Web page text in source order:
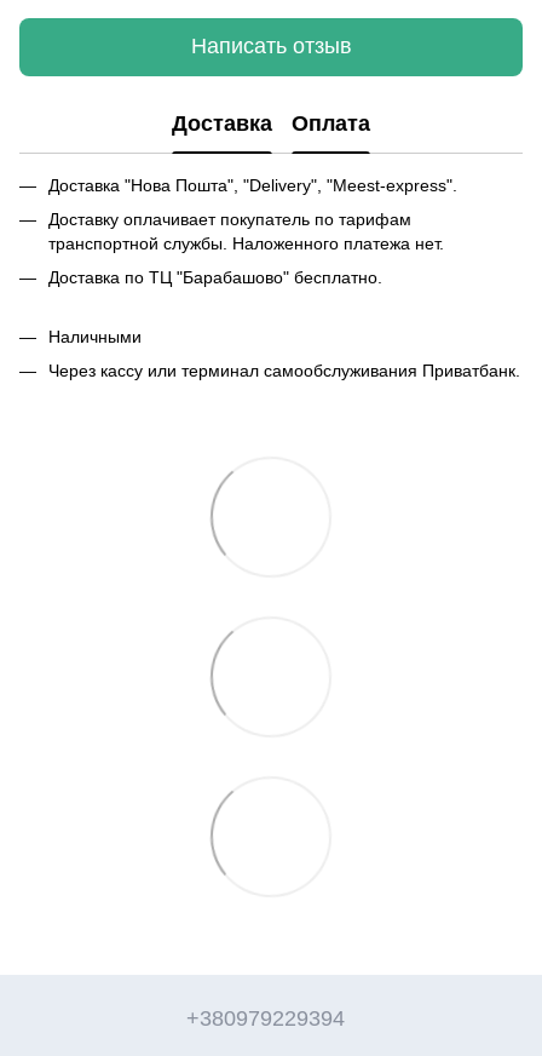
Написать отзыв
Доставка Оплата
Доставка "Нова Пошта", "Delivery", "Meest-express".
Доставку оплачивает покупатель по тарифам
транспортной службы. Наложенного платежа нет.
Доставка по ТЦ "Барабашово" бесплатно.
Наличными
Через кассу или терминал самообслуживания Приватбанк.
+380979229394